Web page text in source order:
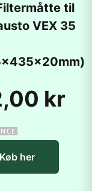
til
VEX 35
kr
Køb her